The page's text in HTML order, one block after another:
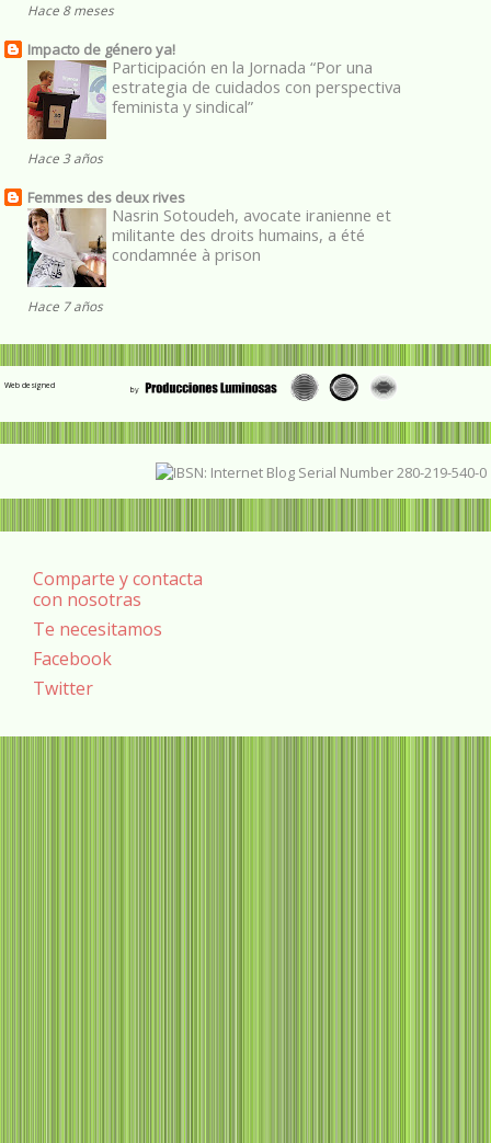
Hace 8 meses
Impacto de género ya!
Participación en la Jornada “Por una
estrategia de cuidados con perspectiva
feminista y sindical”
Hace 3 años
Femmes des deux rives
Nasrin Sotoudeh, avocate iranienne et
militante des droits humains, a été
condamnée à prison
Hace 7 años
Web designed
Comparte y contacta
con nosotras
Te necesitamos
Facebook
Twitter